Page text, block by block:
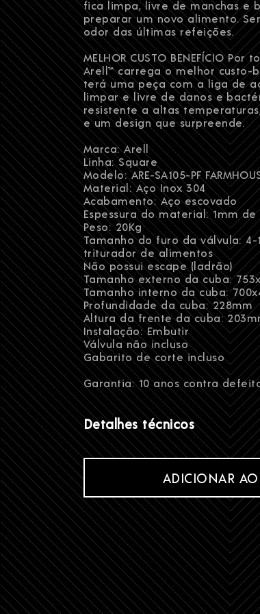
fica limpa, livre de manchas e
preparar um novo alimento.
odor das últimas refeições.
MELHOR CUSTO BENEFÍCIO
Arell™ carrega o melhor custo-
terá uma peça com a liga de
limpar e livre de danos e
resistente a altas
e um design que surpreende.
Marca: Arell
Linha: Square
Modelo: ARE-SA105-PF
Material: Aço Inox 304
Acabamento: Aço escovado
Espessura do material: 1mm de
Peso: 20Kg
Tamanho do furo da válvula:
triturador de alimentos
Não possui escape (ladrão)
Tamanho externo da cuba:
Tamanho interno da cuba:
Profundidade da cuba: 228mm
Altura da frente da cuba:
Instalação: Embutir
Válvula não incluso
Gabarito de corte incluso
Garantia: 10 anos contra
Detalhes técnicos
ADICIONAR